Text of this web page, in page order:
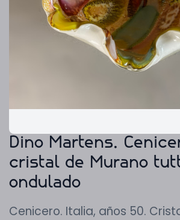
Dino Martens.
cristal de Murano
ondulado
Cenicero. Italia, años 50.